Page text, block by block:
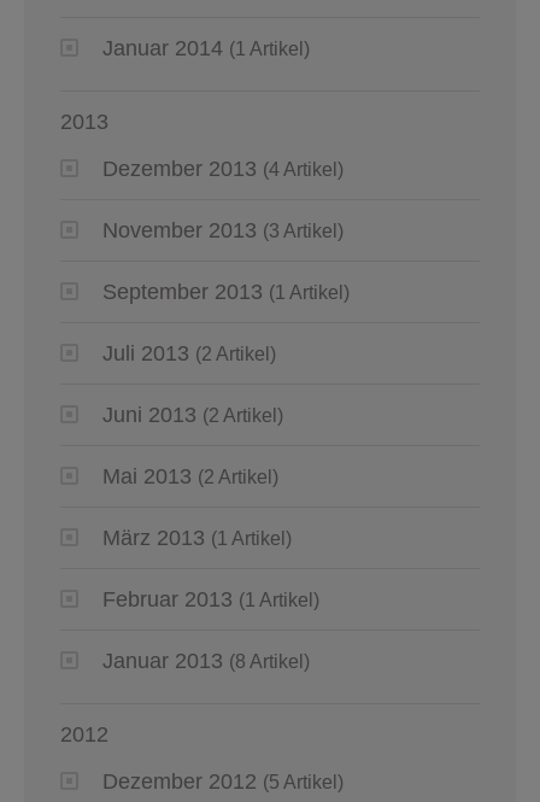
Januar 2014 (1 Artikel)
2013
Dezember 2013 (4 Artikel)
November 2013 (3 Artikel)
September 2013 (1 Artikel)
Juli 2013 (2 Artikel)
Juni 2013 (2 Artikel)
Mai 2013 (2 Artikel)
März 2013 (1 Artikel)
Februar 2013 (1 Artikel)
Januar 2013 (8 Artikel)
2012
Dezember 2012 (5 Artikel)